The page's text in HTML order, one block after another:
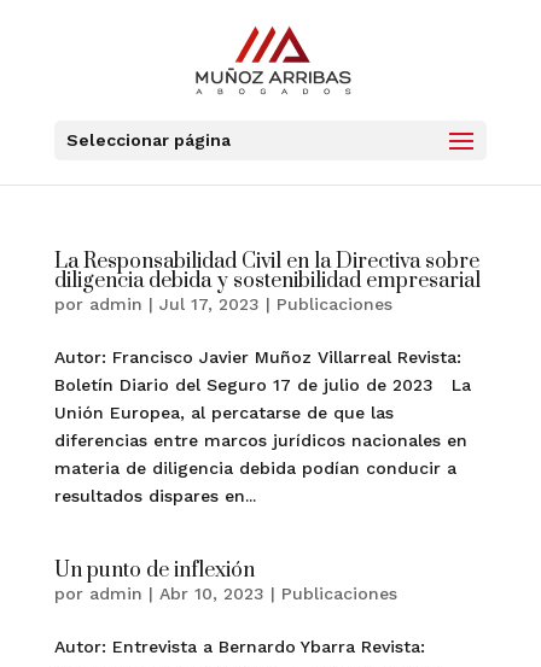
Seleccionar página
La Responsabilidad Civil en la Directiva sobre
diligencia debida y sostenibilidad empresarial
por admin | Jul 17, 2023 | Publicaciones
Autor: Francisco Javier Muñoz Villarreal Revista:
Boletín Diario del Seguro 17 de julio de 2023 La
Unión Europea, al percatarse de que las
diferencias entre marcos jurídicos nacionales en
materia de diligencia debida podían conducir a
resultados dispares en...
Un punto de inflexión
por admin | Abr 10, 2023 | Publicaciones
Autor: Entrevista a Bernardo Ybarra Revista: